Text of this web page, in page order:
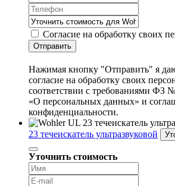
Согласие на обработку своих
Отправить
Нажимая кнопку "Отправить" я
согласие на обработку своих
соответствии с требованиями ФЗ
«О персональных данных» и
конфиденциальности.
23 течеискатель ультразвуковой
Уточнить стоимость